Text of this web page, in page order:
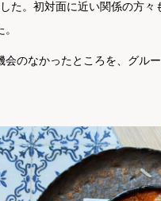
た。初対面に近い関係の方々
のなかったところを、グル